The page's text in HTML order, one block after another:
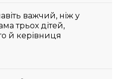
важчий, ніж у
трьох дітей,
й керівниця